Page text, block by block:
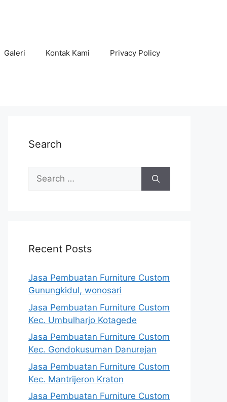
Galeri Kontak Kami Privacy Policy
Search
Search
for:
Recent Posts
Jasa Pembuatan Furniture Custom
Gunungkidul, wonosari
Jasa Pembuatan Furniture Custom
Kec. Umbulharjo Kotagede
Jasa Pembuatan Furniture Custom
Kec. Gondokusuman Danurejan
Jasa Pembuatan Furniture Custom
Kec. Mantrijeron Kraton
Jasa Pembuatan Furniture Custom